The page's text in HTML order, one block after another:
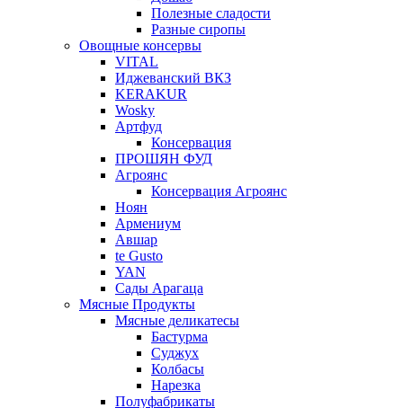
Полезные сладости
Разные сиропы
Овощные консервы
VITAL
Иджеванский ВКЗ
KERAKUR
Wosky
Артфуд
Консервация
ПРОШЯН ФУД
Агроянс
Консервация Агроянс
Ноян
Армениум
Авшар
te Gusto
YAN
Сады Арагаца
Мясные Продукты
Мясные деликатесы
Бастурма
Суджух
Колбасы
Нарезка
Полуфабрикаты